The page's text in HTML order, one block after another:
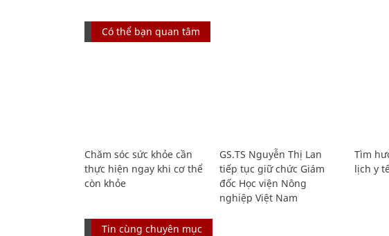
Có thể bạn quan tâm
Chăm sóc sức khỏe cần
thực hiện ngay khi cơ thể
còn khỏe
GS.TS Nguyễn Thị Lan
tiếp tục giữ chức Giám
đốc Học viện Nông
nghiệp Việt Nam
Tìm
lịch y
Tin cùng chuyên mục